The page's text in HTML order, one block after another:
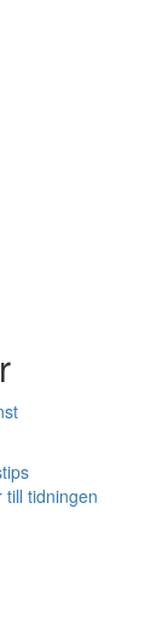
tidningen